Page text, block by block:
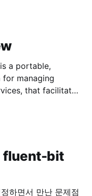
managing
that facilitates
fluent-bit
하면서 만난 문제점